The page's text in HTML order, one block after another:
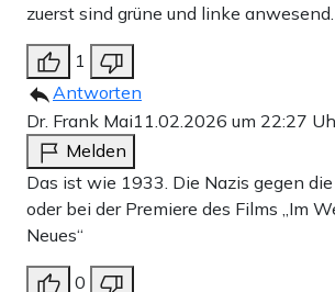
zuerst sind grüne und linke anwesend.
1
Antworten
Dr. Frank Mai11.02.2026 um 22:27
Melden
Das ist wie 1933. Die Nazis gegen
oder bei der Premiere des Films „Im
Neues“
0